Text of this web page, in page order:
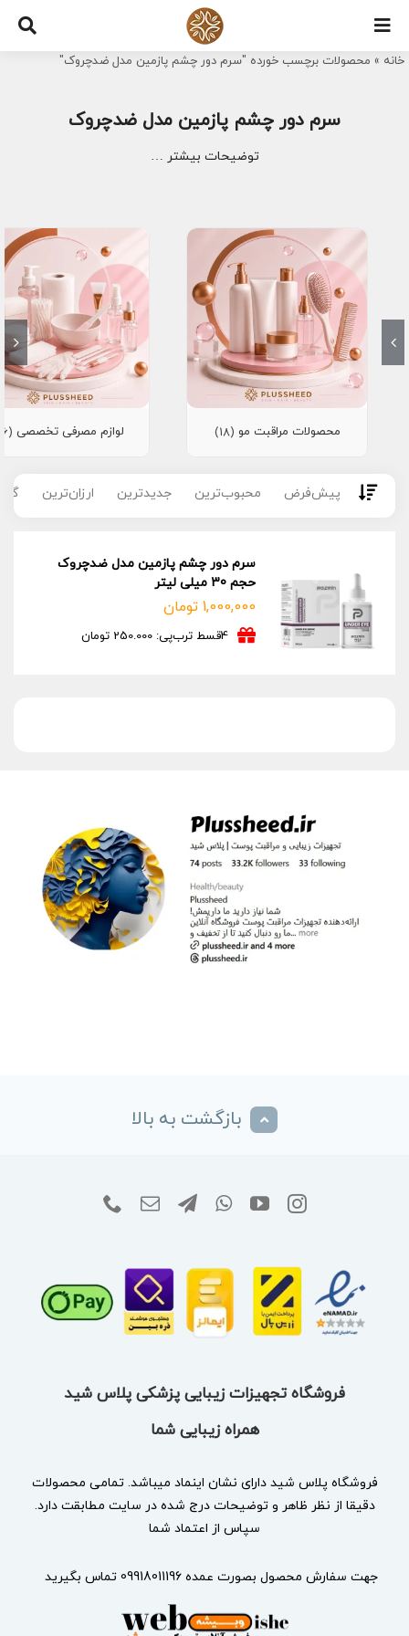
Skip
content
خانه » محصولات برچسب خورده "سرم دور چشم پازمین مدل ضدچروک"
سرم دور چشم پازمین مدل ضدچروک
توضیحات بیشتر …
محصولات مراقبت مو (18) لوازم مصرفی تخصصی (16)
پیش‌فرض محبوب‌ترین جدیدترین ارزان‌ترین
سرم دور چشم پازمین مدل ضدچروک
حجم 30 میلی لیتر
1,000,000 تومان
4قسط ترب‌پی: 250.000 تومان
بازگشت به بالا
فروشگاه تجهیزات زیبایی پزشکی پلاس شید
همراه زیبایی شما
فروشگاه پلاس شید دارای نشان اینماد میباشد. تمامی محصولات
دقیقا از نظر ظاهر و توضیحات درج شده در سایت مطابقت دارد.
سپاس از اعتماد شما
جهت سفارش محصول بصورت عمده 09918011196 تماس بگیرید